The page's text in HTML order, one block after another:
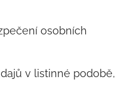
osobních
v listinné podobě,